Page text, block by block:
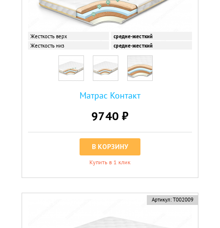
Жесткость верх
средне-жесткий
Жесткость низ
средне-жесткий
Матрас Контакт
9740 ₽
В КОРЗИНУ
Купить в 1 клик
Артикул: Т002009